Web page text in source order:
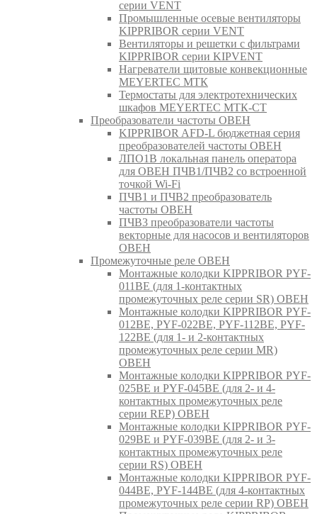
серии VENT
Промышленные осевые вентиляторы
KIPPRIBOR серии VENT
Вентиляторы и решетки с фильтрами
KIPPRIBOR серии KIPVENT
Нагреватели щитовые конвекционные
MEYERTEC МТК
Термостаты для электротехнических
шкафов MEYERTEC МТК-СТ
Преобразователи частоты ОВЕН
KIPPRIBOR AFD-L бюджетная серия
преобразователей частоты ОВЕН
ЛПО1В локальная панель оператора
для ОВЕН ПЧВ1/ПЧВ2 со встроенной
точкой Wi-Fi
ПЧВ1 и ПЧВ2 преобразователь
частоты ОВЕН
ПЧВ3 преобразователи частоты
векторные для насосов и вентиляторов
ОВЕН
Промежуточные реле ОВЕН
Монтажные колодки KIPPRIBOR PYF-
011BE (для 1-контактных
промежуточных реле серии SR) ОВЕН
Монтажные колодки KIPPRIBOR PYF-
012BE, PYF-022BE, PYF-112BE, PYF-
122BE (для 1- и 2-контактных
промежуточных реле серии MR)
ОВЕН
Монтажные колодки KIPPRIBOR PYF-
025BE и PYF-045BE (для 2- и 4-
контактных промежуточных реле
серии REP) ОВЕН
Монтажные колодки KIPPRIBOR PYF-
029BE и PYF-039BE (для 2- и 3-
контактных промежуточных реле
серии RS) ОВЕН
Монтажные колодки KIPPRIBOR PYF-
044BE, PYF-144BE (для 4-контактных
промежуточных реле серии RP) ОВЕН